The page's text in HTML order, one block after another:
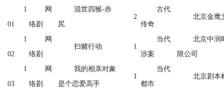
1
01
网
络剧
混世四猴-赤
尻
2
古代
传奇
北京金麾
1
02
网
络剧
扫赌行动 1
当代
涉案
北京中润
限公司
1
03
网
络剧
我的相亲对象
是个恋爱高手
1
当代
都市
北京剧本